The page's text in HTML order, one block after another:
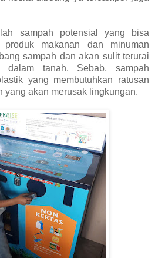
sampah potensial yang bisa
makanan dan minuman
sampah dan akan sulit terurai
dalam tanah. Sebab, sampah
yang membutuhkan ratusan
yang akan merusak lingkungan.